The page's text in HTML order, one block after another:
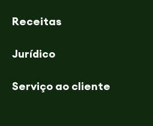
Receitas
Jurídico
Serviço ao cliente